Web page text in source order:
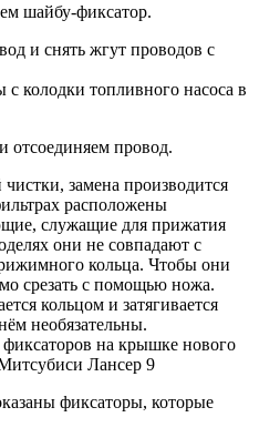
шайбу-фиксатор.
и снять жгут проводов с
отсоединяем провод.
замена производится
расположены
служащие для прижатия
они не совпадают с
кольца. Чтобы они
срезать с помощью ножа.
кольцом и затягивается
необязательны.
фиксаторы, которые